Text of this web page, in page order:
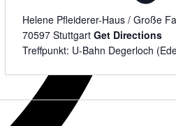
Helene Pfleiderer-Haus / Große
70597 Stuttgart Get Directions
Treffpunkt: U-Bahn Degerloch